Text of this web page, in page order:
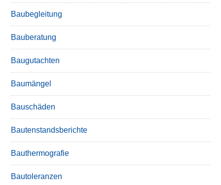
Baubegleitung
Bauberatung
Baugutachten
Baumängel
Bauschäden
Bautenstandsberichte
Bauthermografie
Bautoleranzen